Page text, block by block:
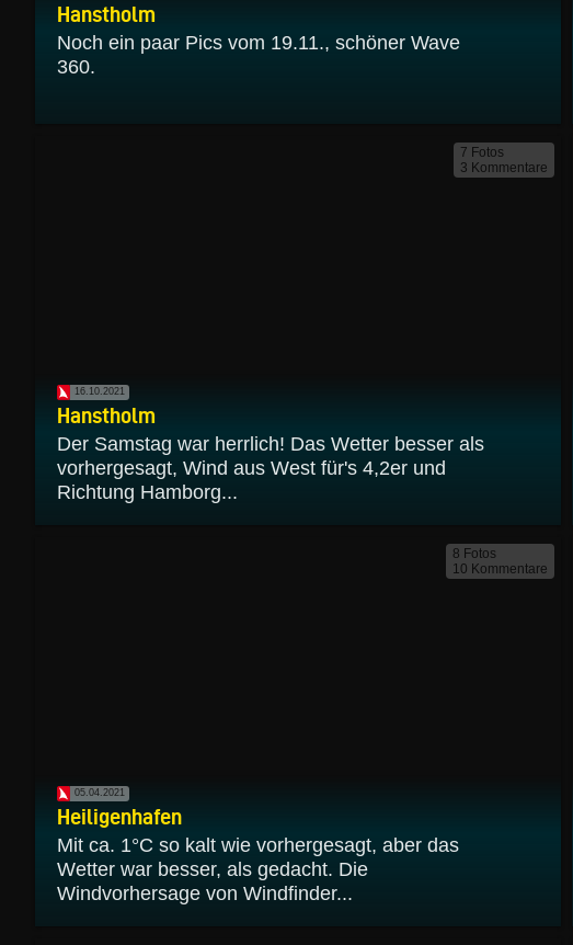
Hanstholm
Noch ein paar Pics vom 19.11., schöner Wave
360.
7 Fotos
3 Kommentare
16.10.2021
Hanstholm
Der Samstag war herrlich! Das Wetter besser als
vorhergesagt, Wind aus West für's 4,2er und
Richtung Hamborg...
8 Fotos
10 Kommentare
05.04.2021
Heiligenhafen
Mit ca. 1°C so kalt wie vorhergesagt, aber das
Wetter war besser, als gedacht. Die
Windvorhersage von Windfinder...